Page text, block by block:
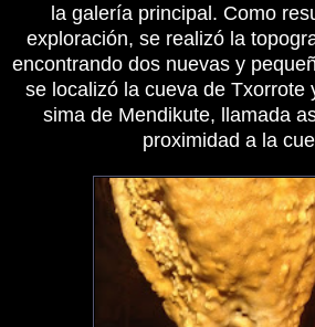
la galería principal. Como
exploración, se realizó la
encontrando dos nuevas y
se localizó la cueva de Txorrote
sima de Mendikute, llamada
proximidad a la